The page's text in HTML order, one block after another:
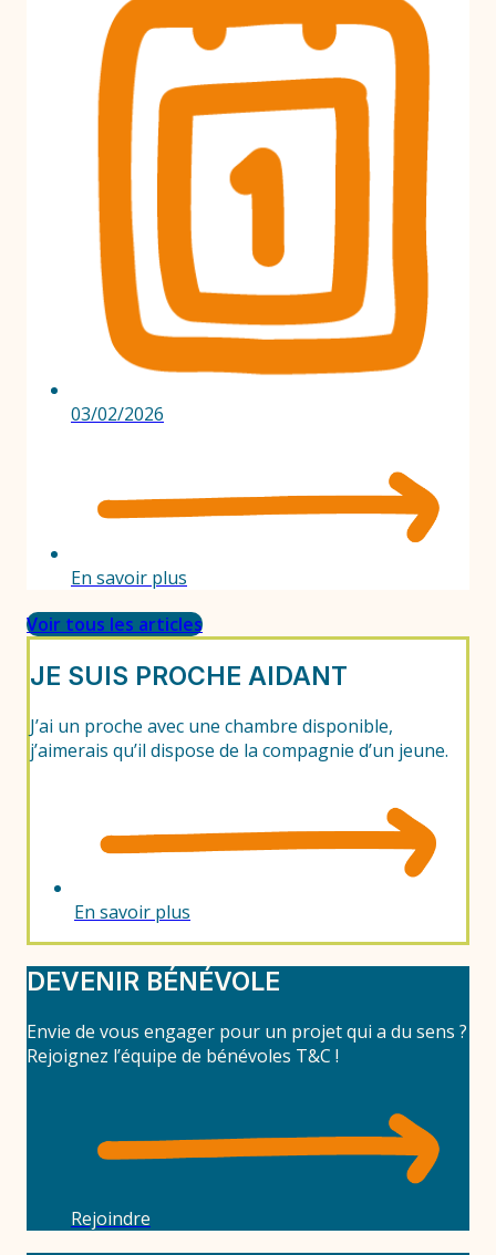
03/02/2026
En savoir plus
Voir tous les articles
JE SUIS PROCHE AIDANT
J’ai un proche avec une chambre disponible,
j’aimerais qu’il dispose de la compagnie d’un jeune.
En savoir plus
DEVENIR BÉNÉVOLE
Envie de vous engager pour un projet qui a du sens ?
Rejoignez l’équipe de bénévoles T&C !
Rejoindre